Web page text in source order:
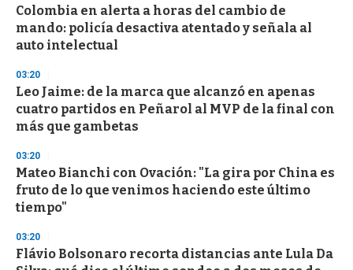
Colombia en alerta a horas del cambio de
mando: policía desactiva atentado y señala al
auto intelectual
03:20
Leo Jaime: de la marca que alcanzó en apenas
cuatro partidos en Peñarol al MVP de la final con
más que gambetas
03:20
Mateo Bianchi con Ovación: "La gira por China es
fruto de lo que venimos haciendo este último
tiempo"
03:20
Flávio Bolsonaro recorta distancias ante Lula Da